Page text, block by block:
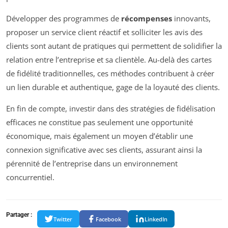
Développer des programmes de récompenses innovants,
proposer un service client réactif et solliciter les avis des
clients sont autant de pratiques qui permettent de solidifier la
relation entre l’entreprise et sa clientèle. Au-delà des cartes
de fidélité traditionnelles, ces méthodes contribuent à créer
un lien durable et authentique, gage de la loyauté des clients.
En fin de compte, investir dans des stratégies de fidélisation
efficaces ne constitue pas seulement une opportunité
économique, mais également un moyen d’établir une
connexion significative avec ses clients, assurant ainsi la
pérennité de l’entreprise dans un environnement
concurrentiel.
Partager :
Twitter Facebook LinkedIn